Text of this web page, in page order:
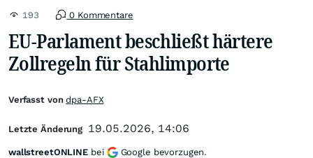
193 0 Kommentare
EU-Parlament beschließt härtere
Zollregeln für Stahlimporte
Verfasst vondpa-AFX
Letzte Änderung 19.05.2026, 14:06
wallstreetONLINE bei Google bevorzugen.